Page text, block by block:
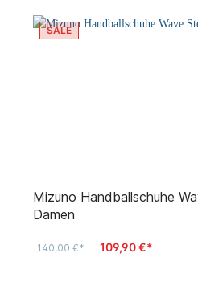
SALE
Mizuno Handballschuhe
Damen
140,00 €* 109,90 €*